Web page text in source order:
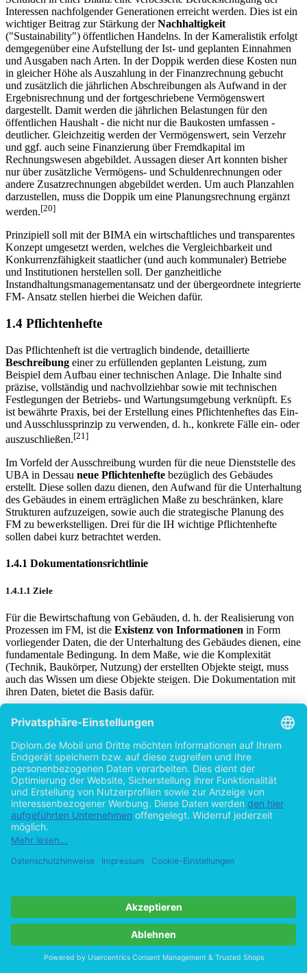
Interessen nachfolgender Generationen erreicht werden. Dies ist ein
wichtiger Beitrag zur Stärkung derNachhaltigkeit
("Sustainability") öffentlichen Handelns. In der Kameralistik erfolgt
demgegenüber eine Aufstellung der Ist- und geplanten Einnahmen
und Ausgaben nach Arten. In der Doppik werden diese Kosten nun
in gleicher Höhe als Auszahlung in der Finanzrechnung gebucht
und zusätzlich die jährlichen Abschreibungen als Aufwand in der
Ergebnisrechnung und der fortgeschriebene Vermögenswert
dargestellt. Damit werden die jährlichen Belastungen für den
öffentlichen Haushalt - die nicht nur die Baukosten umfassen -
deutlicher. Gleichzeitig werden der Vermögenswert, sein Verzehr
und ggf. auch seine Finanzierung über Fremdkapital im
Rechnungswesen abgebildet. Aussagen dieser Art konnten bisher
nur über zusätzliche Vermögens- und Schuldenrechnungen oder
andere Zusatzrechnungen abgebildet werden. Um auch Planzahlen
darzustellen, muss die Doppik um eine Planungsrechnung ergänzt
werden.[20]
Prinzipiell soll mit der BIMA ein wirtschaftliches und transparentes
Konzept umgesetzt werden, welches die Vergleichbarkeit und
Konkurrenzfähigkeit staatlicher (und auch kommunaler) Betriebe
und Institutionen herstellen soll. Der ganzheitliche
Instandhaltungsmanagementansatz und der übergeordnete integrierte
FM- Ansatz stellen hierbei die Weichen dafür.
1.4 Pflichtenhefte
Das Pflichtenheft ist die vertraglich bindende, detaillierte
Beschreibung einer zu erfüllenden geplanten Leistung, zum
Beispiel dem Aufbau einer technischen Anlage. Die Inhalte sind
präzise, vollständig und nachvollziehbar sowie mit technischen
Festlegungen der Betriebs- und Wartungsumgebung verknüpft. Es
ist bewährte Praxis, bei der Erstellung eines Pflichtenheftes das Ein-
und Ausschlussprinzip zu verwenden, d. h., konkrete Fälle ein- oder
auszuschließen.[21]
Im Vorfeld der Ausschreibung wurden für die neue Dienststelle des
UBA in Dessau neue Pflichtenhefte bezüglich des Gebäudes
erstellt. Diese sollen dazu dienen, den Aufwand für die Unterhaltung
des Gebäudes in einem erträglichen Maße zu beschränken, klare
Strukturen aufzuzeigen, sowie auch die strategische Planung des
FM zu bewerkstelligen. Drei für die IH wichtige Pflichtenhefte
sollen dabei kurz betrachtet werden.
1.4.1 Dokumentationsrichtlinie
1.4.1.1 Ziele
Für die Bewirtschaftung von Gebäuden, d. h. der Realisierung von
Prozessen im FM, ist die Existenz von Informationen in Form
vorliegender Daten, die der Unterhaltung des Gebäudes dienen, eine
fundamentale Bedingung. In dem Maße, wie die Komplexität
(Technik, Baukörper, Nutzung) der erstellten Objekte steigt, muss
auch das Wissen um diese Objekte steigen. Die Dokumentation mit
ihren Daten, bietet die Basis dafür.
der zur Verfügung stehenden Daten,
die in einem integrierten Datenpool (z.B. CAFM- System)
zusammengefasst werden, beeinflusst zum einen entscheidend den
Prozess der Gebäudebewirtschaftung bezüglich des Aufwandes und
der entstehenden Kosten. Zum anderen werden durch die
Bereitstellung von aktuellen Baudokumentationen die Kosten für
Umbauten und Umnutzungen gesenkt, da vor Beginn der Planung
z. B. keine Suche von (veralteten) Plänen und keine neue
Datenaufnahme durchgeführt werden müssen. Eine große Aufgabe
im FM besteht darin, die Dokumentation so zu realisieren, dass eine
systematische, aktuelle und redundanzfreie Datengrundlage für die
Bauvorhaben anfallenden Daten sinnvoll verarbeitet werden.
Raumordnung (BBR) beschreibt dieInhalteund dieFormender
Dokumentationen, die während und nach einer Baumaßname von
den Projektbeteiligten zu liefern sind. Dies bezieht sich auf
Gebäude, die dem BBR unterstellt sind. Darauf basierend wurde das
Pflichtenheft für die Bestandsdokumentation entwickelt (siehe
1.4.2). Die Doku­mentationsgrundlage wird an dieser Stelle